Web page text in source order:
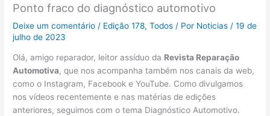
Ponto fraco do diagnóstico automotivo
Deixe um comentário / Edição 178,Todos / Por Noticias /19 de
julho de 2023
Olá, amigo reparador, leitor assíduo da Revista Reparação
Automotiva, que nos acompanha também nos canais da web,
como o Instagram, Facebook e YouTube. Como divulgamos
nos vídeos recentemente e nas matérias de edições
anteriores, seguimos com o tema Diagnóstico Automotivo.